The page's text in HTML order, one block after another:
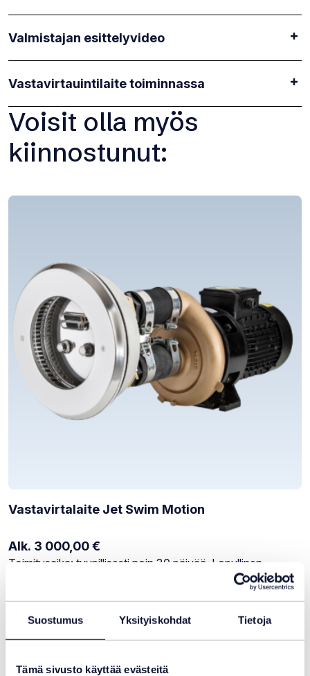
Suostumus Yksityiskohdat Tietoja
Tämä sivusto käyttää evästeitä
Valmistajan esittelyvideo
Vastavirtauintilaite toiminnassa
Voisit olla myös
kiinnostunut
Vastavirtalaite Jet Swim Motion
Alk. 3 000,00€
Varastotilanne:
Toimitusaika: tyypillisesti noin 30 päivää. Lopullinen
toimitusaika määräytyy valmistajan varastotilanteen